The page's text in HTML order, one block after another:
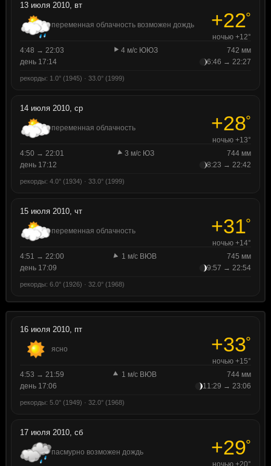
13 июля 2010, вт
переменная облачность возможен дождь +22°
ночью +12°
4:48 → 22:03
4 м/с ЮЮЗ
742 мм
день 17:14
6:46 → 22:27
рекорды: 1.0° (1945) · 33.0° (1999)
14 июля 2010, ср
переменная облачность +28°
ночью +13°
4:50 → 22:01
3 м/с ЮЗ
744 мм
день 17:12
8:23 → 22:42
рекорды: 4.0° (1934) · 33.0° (1999)
15 июля 2010, чт
переменная облачность +31°
ночью +14°
4:51 → 22:00
1 м/с ВЮВ
745 мм
день 17:09
9:57 → 22:54
рекорды: 6.0° (1926) · 32.0° (1968)
16 июля 2010, пт
ясно +33°
ночью +15°
4:53 → 21:59
1 м/с ВЮВ
744 мм
день 17:06
11:29 → 23:06
рекорды: 5.0° (1949) · 32.0° (1968)
17 июля 2010, сб
пасмурно возможен дождь +29°